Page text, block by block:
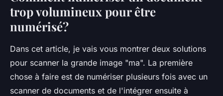
trop volumineux pour être
numérisé?
Dans cet article, je vais vous montrer deux solutions
pour scanner la grande image "ma". La première
chose à faire est de numériser plusieurs fois avec un
scanner de documents et de l'intégrer ensuite à